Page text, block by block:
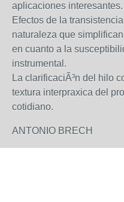
aplicaciones interesantes.
Efectos de la
naturaleza que
en cuanto a la
instrumental.
La clarificaciÃ³n del hilo
textura interpraxica del
cotidiano.
ANTONIO BRECH